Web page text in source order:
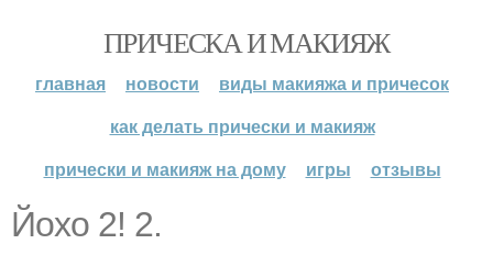
ПРИЧЕСКА И МАКИЯЖ
главная новости
виды макияжа и причесок
как делать прически и макияж
прически и макияж на дому
игры отзывы
Йохо 2! 2.